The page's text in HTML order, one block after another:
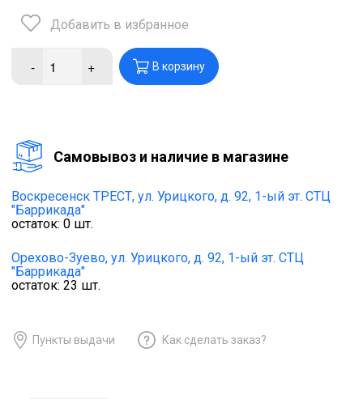
Добавить в избранное
- + В корзину
Cамовывоз и наличие в магазине
Воскресенск ТРЕСТ, ул. Урицкого, д. 92, 1-ый эт. СТЦ
"Баррикада"
остаток: 0 шт.
Орехово-Зуево, ул. Урицкого, д. 92, 1-ый эт. СТЦ
"Баррикада"
остаток: 23 шт.
Пункты выдачи Как сделать заказ?